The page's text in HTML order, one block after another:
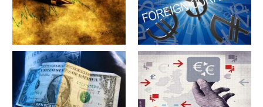
军工股[昊华科技](600378)的公
司详细资料
江苏省[广大特材](688186)的公
司详细资料